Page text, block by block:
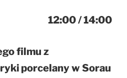
12:00 / 14:00
filmu z
porcelany w Sorau